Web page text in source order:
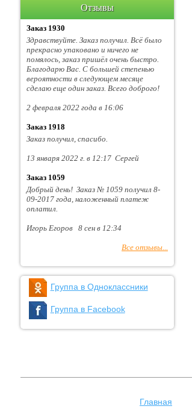
Отзывы
Заказ 1930
Здравствуйте. Заказ получил. Всё было
прекрасно упаковано и ничего не
помялось, заказ пришёл очень быстро.
Благодарю Вас. С большей степенью
вероятности в следующем месяце
сделаю еще один заказ. Всего доброго!
2 февраля 2022 года в 16:06
Заказ 1918
Заказ получил, спасибо.
13 января 2022 г. в 12:17 Сергей
Заказ 1059
Добрый день! Заказ № 1059 получил 8-
09-2017 года, наложенный платеж
оплатил.
Игорь Егоров 8 сен в 12:34
Все отзывы...
Группа в Одноклассники
Группа в Facebook
Главная